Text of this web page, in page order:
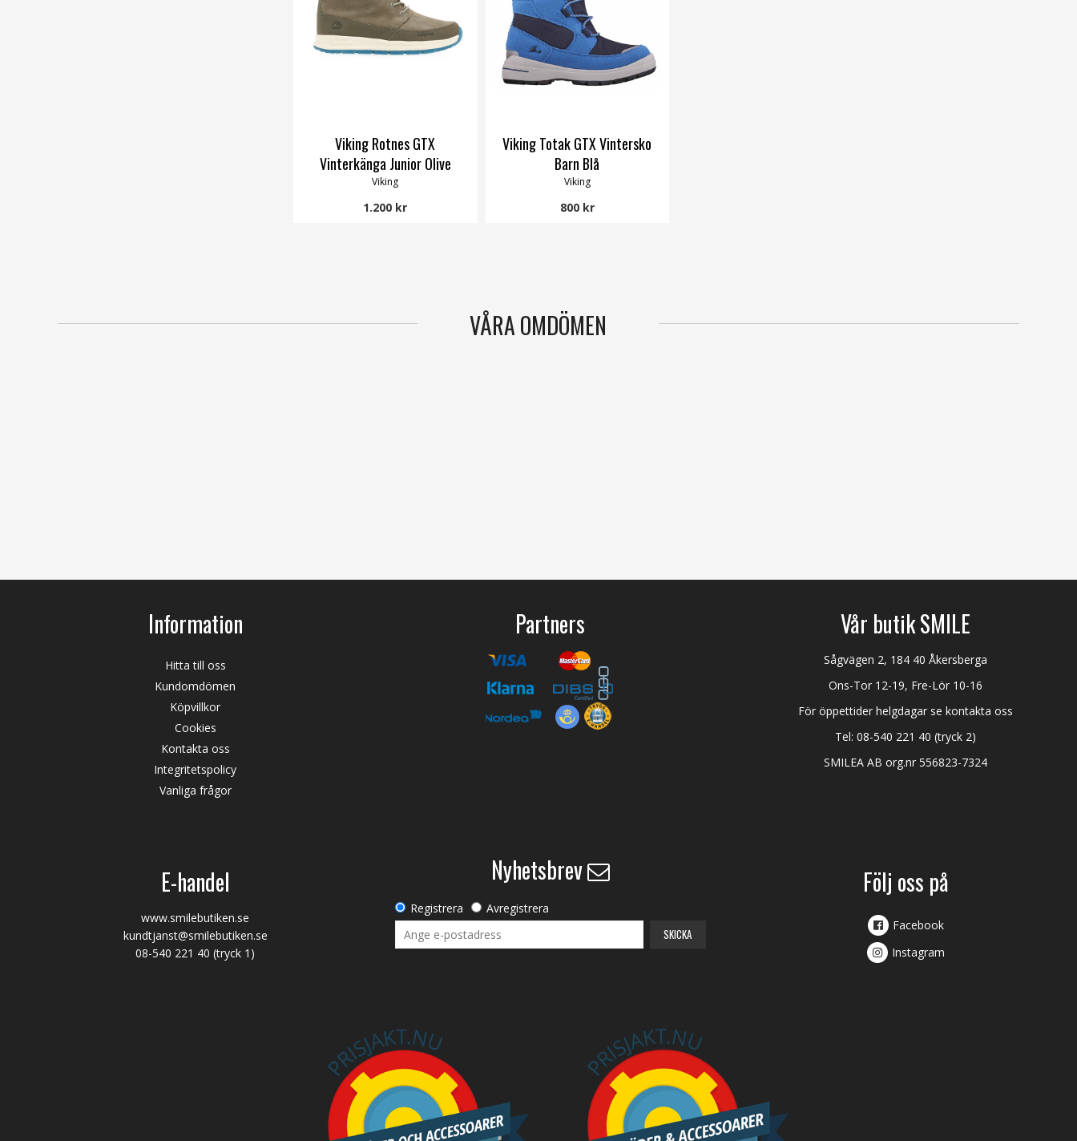
Viking Rotnes GTX
Vinterkänga Junior Olive
Viking
1.200 kr
Viking Totak GTX Vintersko
Barn Blå
Viking
800 kr
VÅRA OMDÖMEN
Information
Hitta till oss
Kundomdömen
Köpvillkor
Cookies
Kontakta oss
Integritetspolicy
Vanliga frågor
Partners Vår butik SMILE
Sågvägen 2, 184 40 Åkersberga
Ons-Tor 12-19, Fre-Lör 10-16
För öppettider helgdagar se kontakta oss
Tel:08-540 221 40 (tryck 2)
SMILEA AB org.nr 556823-7324
E-handel
www.smilebutiken.se
kundtjanst@smilebutiken.se
08-540 221 40 (tryck 1)
Nyhetsbrev
Registrera Avregistrera
SKICKA
Följ oss på
Facebook
Instagram